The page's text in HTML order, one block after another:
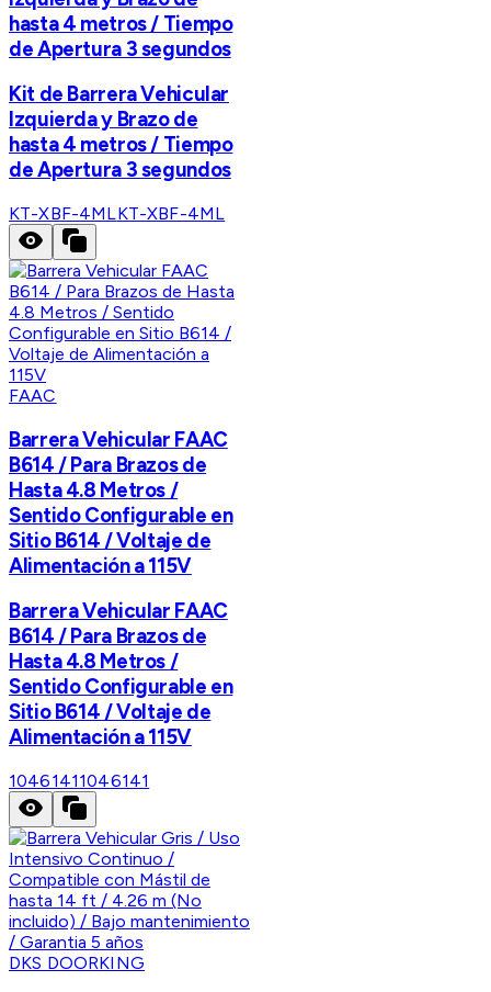
hasta 4 metros / Tiempo
de Apertura 3 segundos
Kit de Barrera Vehicular
Izquierda y Brazo de
hasta 4 metros / Tiempo
de Apertura 3 segundos
KT-XBF-4MLKT-XBF-4ML
FAAC
Barrera Vehicular FAAC
B614 / Para Brazos de
Hasta 4.8 Metros /
Sentido Configurable en
Sitio B614 / Voltaje de
Alimentación a 115V
Barrera Vehicular FAAC
B614 / Para Brazos de
Hasta 4.8 Metros /
Sentido Configurable en
Sitio B614 / Voltaje de
Alimentación a 115V
10461411046141
DKS DOORKING